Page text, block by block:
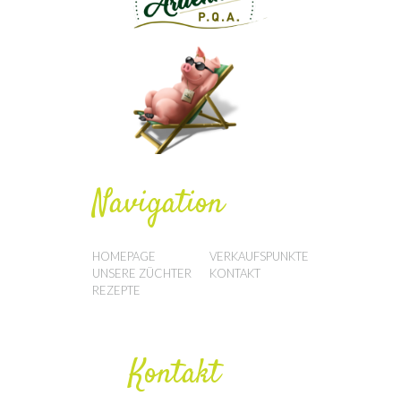
Navigation
HOMEPAGE
UNSERE ZÜCHTER
REZEPTE
VERKAUFSPUNKTE
KONTAKT
Kontakt